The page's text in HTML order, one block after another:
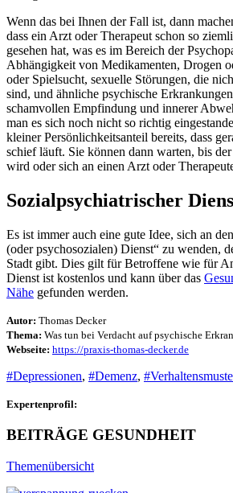
Wenn das bei Ihnen der Fall ist, dann
dass ein Arzt oder Therapeut schon so
gesehen hat, was es im Bereich der
Abhängigkeit von Medikamenten, Drogen
oder Spielsucht, sexuelle Störungen, die
sind, und ähnliche psychische
schamvollen Empfindung und innerer
man es sich noch nicht so richtig
kleiner Persönlichkeitsanteil bereits, dass
schief läuft. Sie können dann warten, bis
wird oder sich an einen Arzt oder
Sozialpsychiatrischer
Es ist immer auch eine gute Idee, sich an
(oder psychosozialen) Dienst“ zu wenden,
Stadt gibt. Dies gilt für Betroffene wie für
Dienst ist kostenlos und kann über das
Nähe gefunden werden.
Autor: Thomas Decker
Thema: Was tun bei Verdacht auf psychische
Webseite: https://praxis-thomas-decker.de
#Depressionen, #Demenz,
Expertenprofil:
BEITRÄGE GESUNDHEIT
Themenübersicht